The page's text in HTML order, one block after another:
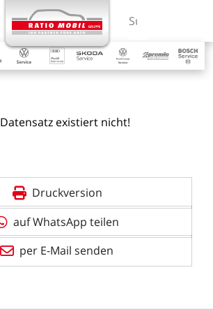
Suchbegriff
Datensatz existiert nicht!
Druckversion
auf WhatsApp teilen
per E-Mail senden